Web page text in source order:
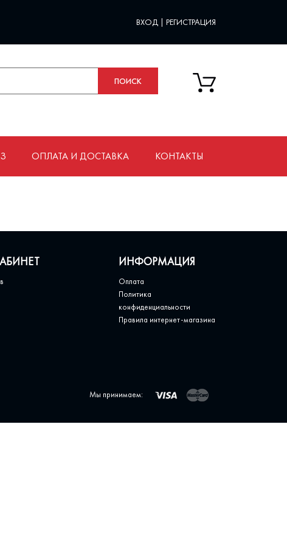
ВХОД | РЕГИСТРАЦИЯ
ОПЛАТА И ДОСТАВКА КОНТАКТЫ
ИНФОРМАЦИЯ
Оплата
Политика
конфиденциальности
Правила интернет-магазина
Мы принимаем: